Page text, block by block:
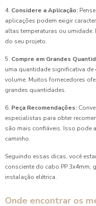
4. Considere a Aplicação:
aplicações podem exigir
altas temperaturas ou umidade.
do seu projeto.
5. Compre em Grandes
uma quantidade significativa
volume. Muitos fornecedores
grandes quantidades.
6. Peça Recomendações:
especialistas para obter
são mais confiáveis. Isso pode
caminho.
Seguindo essas dicas, você
consciente do cabo PP 3x4mm,
instalação elétrica.
Onde encontrar os